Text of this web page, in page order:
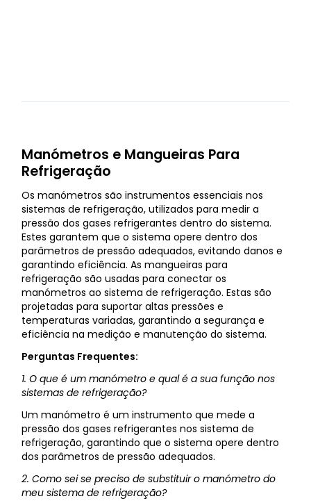
Manómetros e Mangueiras Para
Refrigeração
Os manómetros são instrumentos essenciais nos
sistemas de refrigeração, utilizados para medir a
pressão dos gases refrigerantes dentro do sistema.
Estes garantem que o sistema opere dentro dos
parâmetros de pressão adequados, evitando danos e
garantindo eficiência. As mangueiras para
refrigeração são usadas para conectar os
manómetros ao sistema de refrigeração. Estas são
projetadas para suportar altas pressões e
temperaturas variadas, garantindo a segurança e
eficiência na medição e manutenção do sistema.
Perguntas Frequentes:
1. O que é um manómetro e qual é a sua função nos
sistemas de refrigeração?
Um manómetro é um instrumento que mede a
pressão dos gases refrigerantes nos sistema de
refrigeração, garantindo que o sistema opere dentro
dos parâmetros de pressão adequados.
2. Como sei se preciso de substituir o manómetro do
meu sistema de refrigeração?